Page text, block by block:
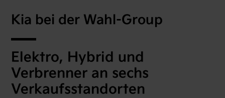
Kia bei der Wahl-Group
Elektro, Hybrid und
Verbrenner an sechs
Verkaufsstandorten